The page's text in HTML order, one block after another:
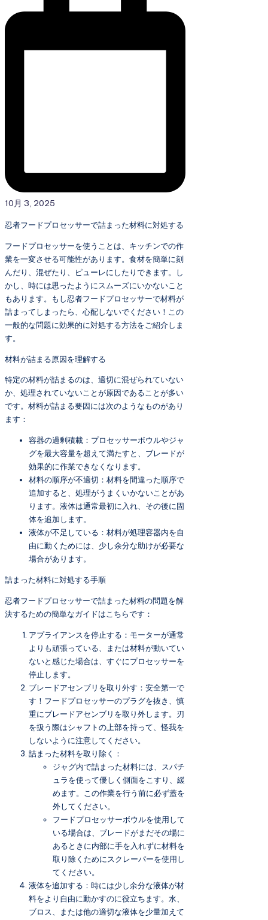
10月 3, 2025
忍者フードプロセッサーで詰まった材料に対処する
フードプロセッサーを使うことは、キッチンでの作
業を一変させる可能性があります。食材を簡単に刻
んだり、混ぜたり、ピューレにしたりできます。し
かし、時には思ったようにスムーズにいかないこと
もあります。もし忍者フードプロセッサーで材料が
詰まってしまったら、心配しないでください！この
一般的な問題に効果的に対処する方法をご紹介しま
す。
材料が詰まる原因を理解する
特定の材料が詰まるのは、適切に混ぜられていない
か、処理されていないことが原因であることが多い
です。材料が詰まる要因には次のようなものがあり
ます：
容器の過剰積載：プロセッサーボウルやジャ
グを最大容量を超えて満たすと、ブレードが
効果的に作業できなくなります。
材料の順序が不適切：材料を間違った順序で
追加すると、処理がうまくいかないことがあ
ります。液体は通常最初に入れ、その後に固
体を追加します。
液体が不足している：材料が処理容器内を自
由に動くためには、少し余分な助けが必要な
場合があります。
詰まった材料に対処する手順
忍者フードプロセッサーで詰まった材料の問題を解
決するための簡単なガイドはこちらです：
アプライアンスを停止する：モーターが通常
よりも頑張っている、または材料が動いてい
ないと感じた場合は、すぐにプロセッサーを
停止します。
ブレードアセンブリを取り外す：安全第一で
す！フードプロセッサーのプラグを抜き、慎
重にブレードアセンブリを取り外します。刃
を扱う際はシャフトの上部を持って、怪我を
しないように注意してください。
詰まった材料を取り除く：
ジャグ内で詰まった材料には、スパチ
ュラを使って優しく側面をこすり、緩
めます。この作業を行う前に必ず蓋を
外してください。
フードプロセッサーボウルを使用して
いる場合は、ブレードがまだその場に
あるときに内部に手を入れずに材料を
取り除くためにスクレーパーを使用し
てください。
液体を追加する：時には少し余分な液体が材
料をより自由に動かすのに役立ちます。水、
ブロス、または他の適切な液体を少量加えて